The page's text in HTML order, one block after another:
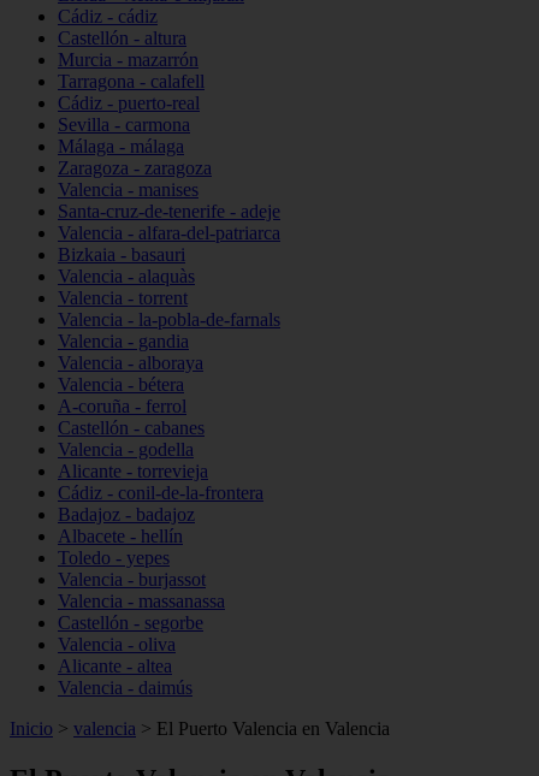
Cádiz - cádiz
Castellón - altura
Murcia - mazarrón
Tarragona - calafell
Cádiz - puerto-real
Sevilla - carmona
Málaga - málaga
Zaragoza - zaragoza
Valencia - manises
Santa-cruz-de-tenerife - adeje
Valencia - alfara-del-patriarca
Bizkaia - basauri
Valencia - alaquàs
Valencia - torrent
Valencia - la-pobla-de-farnals
Valencia - gandia
Valencia - alboraya
Valencia - bétera
A-coruña - ferrol
Castellón - cabanes
Valencia - godella
Alicante - torrevieja
Cádiz - conil-de-la-frontera
Badajoz - badajoz
Albacete - hellín
Toledo - yepes
Valencia - burjassot
Valencia - massanassa
Castellón - segorbe
Valencia - oliva
Alicante - altea
Valencia - daimús
Inicio > valencia > El Puerto Valencia en Valencia